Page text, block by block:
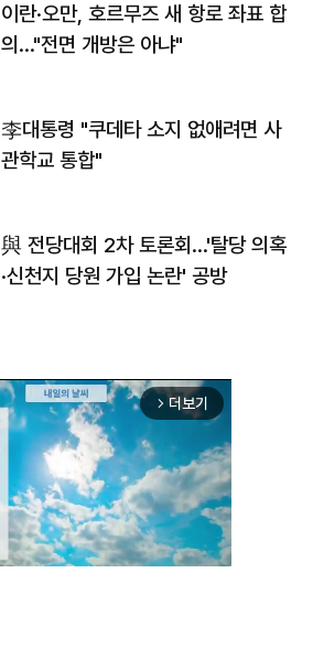
이란·오만, 호르무즈 새 항로 좌표 합
의…"전면 개방은 아냐"
李대통령 "쿠데타 소지 없애려면 사
관학교 통합"
與 전당대회 2차 토론회…'탈당 의혹
·신천지 당원 가입 논란' 공방
arrow_forward_ios 더보기